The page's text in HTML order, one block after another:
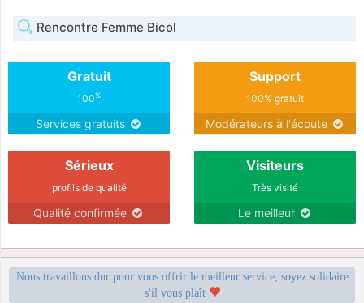
Rencontre Femme Bicol
Gratuit
100%
Services gratuits
Support
100% gratuit
Modérateurs à l'écoute
Sérieux
profils de qualité
Qualité confirmée
Visiteurs
Très visité
Le meilleur
Nous travaillons dur pour vous offrir le meilleur service, soyez solidaire
s'il vous plaît